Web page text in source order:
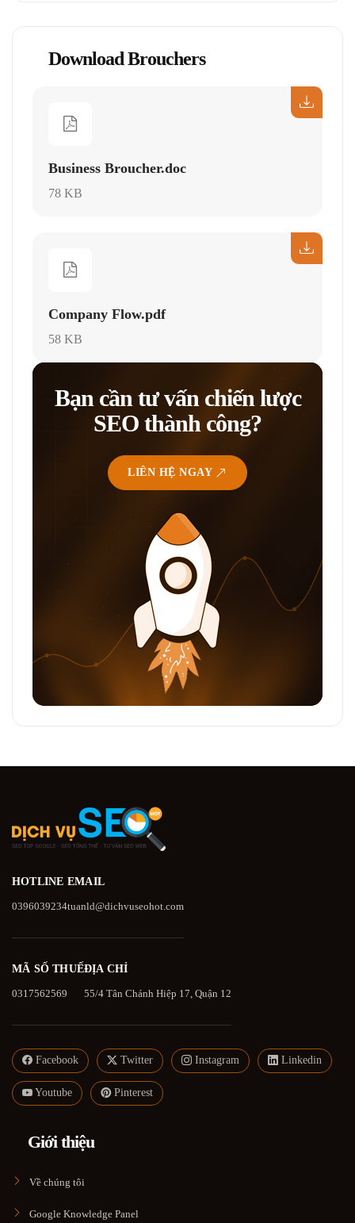
Download Brouchers
Business Broucher.doc
78 KB
Company Flow.pdf
58 KB
Bạn cần tư vấn chiến lược
SEO thành công?
LIÊN HỆ NGAY
HOTLINE
0396039234
EMAIL
tuanld@dichvuseohot.com
MÃ SỐ THUẾ
0317562569
ĐỊA CHỈ
55/4 Tân Chánh Hiệp 17, Quận 12
Facebook Twitter Instagram Linkedin
Youtube Pinterest
Giới thiệu
Về chúng tôi
Google Knowledge Panel